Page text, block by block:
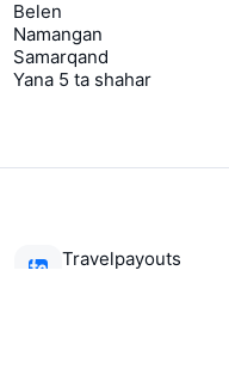
Belen
Namangan
Samarqand
Yana 5 ta shahar
Travelpayouts